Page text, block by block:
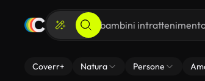
Coverr+ Natura Persone